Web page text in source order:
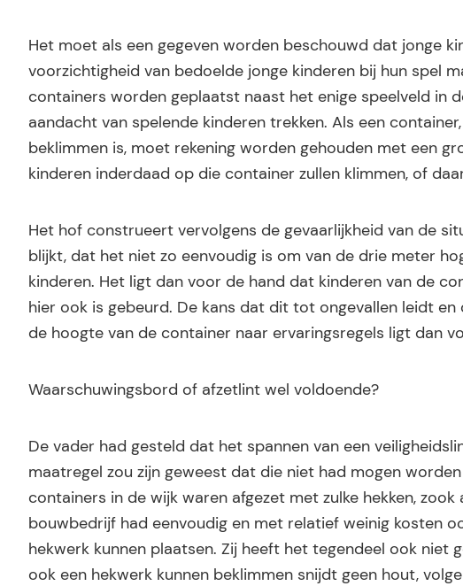
Het moet als een gegeven worden beschouwd dat jonge
voorzichtigheid van bedoelde jonge kinderen bij hun spel
containers worden geplaatst naast het enige speelveld in
aandacht van spelende kinderen trekken. Als een
beklimmen is, moet rekening worden gehouden met een
kinderen inderdaad op die container zullen klimmen, of
Het hof construeert vervolgens de gevaarlijkheid van de
blijkt, dat het niet zo eenvoudig is om van de drie meter
kinderen. Het ligt dan voor de hand dat kinderen van de
hier ook is gebeurd. De kans dat dit tot ongevallen leidt en
de hoogte van de container naar ervaringsregels ligt dan
Waarschuwingsbord of afzetlint wel voldoende?
De vader had gesteld dat het spannen van een
maatregel zou zijn geweest dat die niet had mogen
containers in de wijk waren afgezet met zulke hekken,
bouwbedrijf had eenvoudig en met relatief weinig kosten
hekwerk kunnen plaatsen. Zij heeft het tegendeel ook
ook een hekwerk kunnen beklimmen snijdt geen hout,